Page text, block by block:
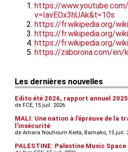
https://
v=IavEOx3hUAk&t=10s
https://fr.wikipedia.org/
https://fr.wikipedia.org/
https://fr.wikipedia.org/
https://zaborona.com/en/